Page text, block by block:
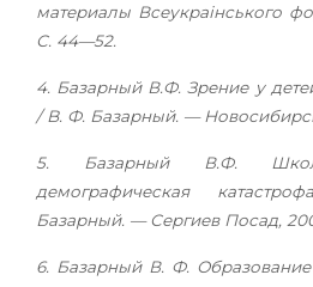
материалы Всеукраінського
С. 44—52.
4. Базарный В.Ф. Зрение у
/B. Ф. Базарный. —
5. Базарный В.Ф.
демографическая
Базарный. — Сергиев Посад,
6. Базарный В. Ф.